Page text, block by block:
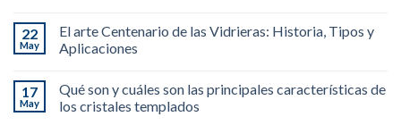
22
May
El arte Centenario de las Vidrieras: Historia, Tipos y
Aplicaciones
17
May
Qué son y cuáles son las principales características de
los cristales templados